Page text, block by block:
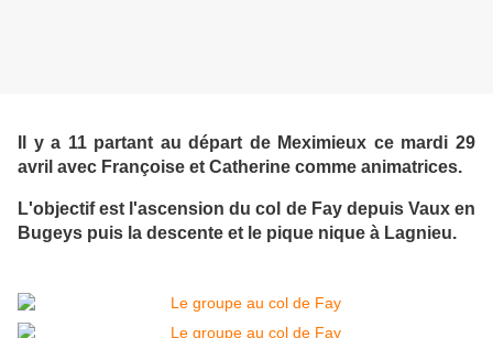
Il y a 11 partant au départ de Meximieux ce mardi 29
avril avec Françoise et Catherine comme animatrices.
L'objectif est l'ascension du col de Fay depuis Vaux en
Bugeys puis la descente et le pique nique à Lagnieu.